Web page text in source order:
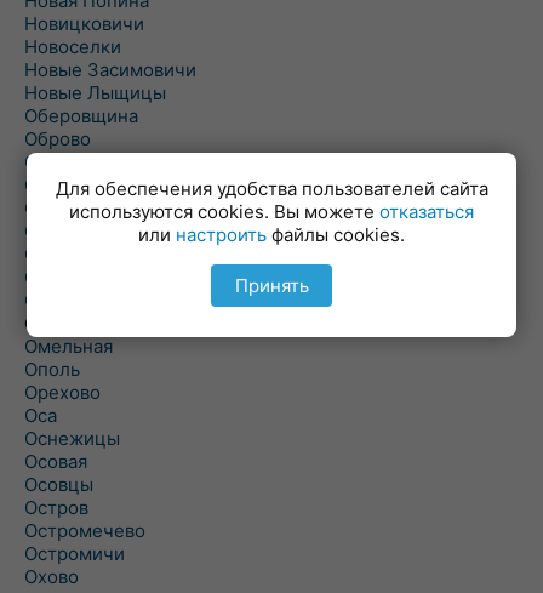
Новицковичи
Новоселки
Новые Засимовичи
Новые Лыщицы
Оберовщина
Оброво
Огаревичи
Одрижин
Оздамичи
Озяты
Олтуш
Ольманы
Ольпень
Ольшаны
Омельная
Ополь
Орехово
Оса
Оснежицы
Осовая
Осовцы
Остров
Остромечево
Остромичи
Охово
Для обеспечения удобства пользователей сайта
используются cookies. Вы можете отказаться
или настроить файлы cookies.
Принять